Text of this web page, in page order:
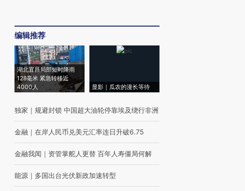
编辑推荐
湖北宜昌局部短时降雨
128毫米 紧急转移近
4000人
显影｜瓜农的漫长等待
独家 ｜ 规避封锁 中国超大油轮停靠埃及绕行非洲
金融 ｜ 在岸人民币兑美元汇率连日升破6.75
金融我闻 ｜ 资管掌舵人更替 百年人寿僵局何解
能源 ｜ 多国出台光伏新政加速转型